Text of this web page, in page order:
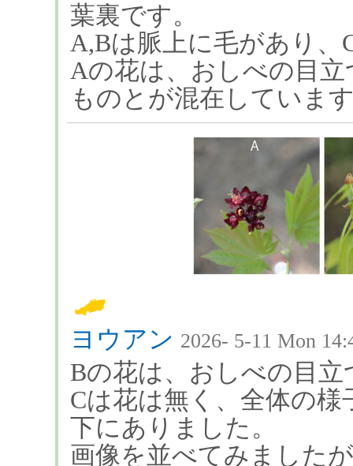
葉裏です。
A,Bは脈上に毛があり、
Aの花は、おしべの目
ものとが混在していま
ヨウアン 2026- 5-11 Mon
Bの花は、おしべの目
Cは花は無く、全体の
下にありました。
画像を並べてみました